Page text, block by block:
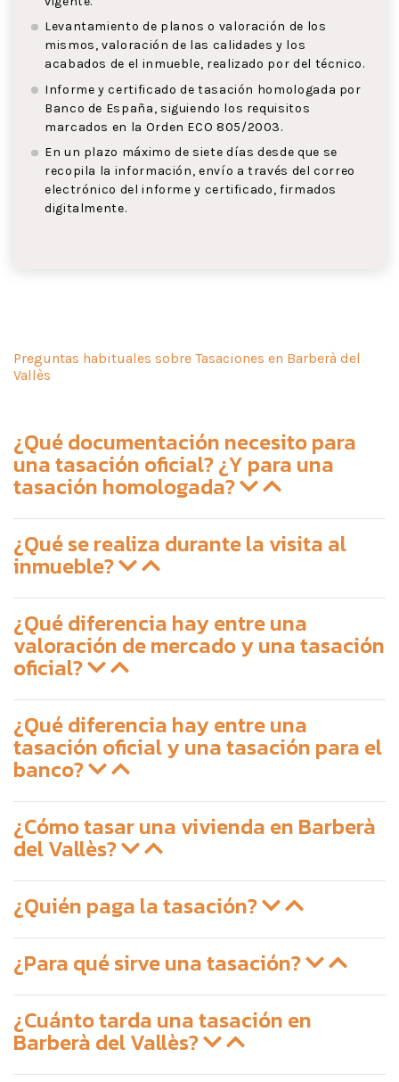
Levantamiento de planos o valoración de los
mismos, valoración de las calidades y los
acabados de el inmueble, realizado por del técnico.
Informe y certificado de tasación homologada por
Banco de España, siguiendo los requisitos
marcados en la Orden ECO 805/2003.
En un plazo máximo de siete días desde que se
recopila la información, envío a través del correo
electrónico del informe y certificado, firmados
digitalmente.
Preguntas habituales sobre Tasaciones en Barberà del
Vallès
¿Qué documentación necesito para
una tasación oficial? ¿Y para una
tasación homologada?
¿Qué se realiza durante la visita al
inmueble?
¿Qué diferencia hay entre una
valoración de mercado y una tasación
oficial?
¿Qué diferencia hay entre una
tasación oficial y una tasación para el
banco?
¿Cómo tasar una vivienda en Barberà
del Vallès?
¿Quién paga la tasación?
¿Para qué sirve una tasación?
¿Cuánto tarda una tasación en
Barberà del Vallès?